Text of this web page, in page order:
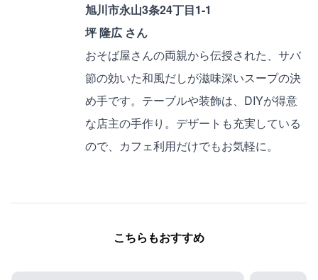
旭川市永山3条24丁目1-1
坪 隆広 さん
おそば屋さんの両親から伝授された、サバ
節の効いた和風だしが滋味深いスープの決
め手です。テーブルや装飾は、DIYが得意
な店主の手作り。デザートも充実している
ので、カフェ利用だけでもお気軽に。
こちらもおすすめ